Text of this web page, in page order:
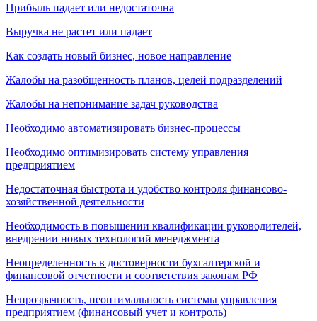
Прибыль падает или недостаточна
Выручка не растет или падает
Как создать новый бизнес, новое направление
Жалобы на разобщенность планов, целей подразделений
Жалобы на непонимание задач руководства
Необходимо автоматизировать бизнес-процессы
Необходимо оптимизировать систему управления
предприятием
Недостаточная быстрота и удобство контроля финансово-
хозяйственной деятельности
Необходимость в повышении квалификации руководителей,
внедрении новых технологий менеджмента
Неопределенность в достоверности бухгалтерской и
финансовой отчетности и соответствия законам РФ
Непрозрачность, неоптимальность системы управления
предприятием (финансовый учет и контроль)